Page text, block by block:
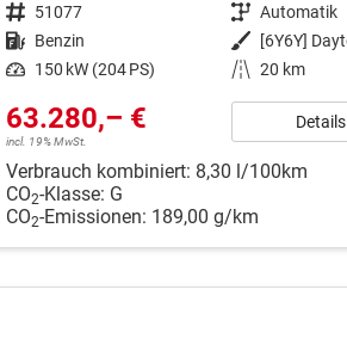
Fahrzeugnr. 51077 Getriebe Automatik
Kraftstoff Benzin Außenfarbe
Leistung 150 kW (204 PS) Kilometerstand 20 km
63.280,– €
incl. 19% MwSt.
Details
Verbrauch kombiniert: 8,30 l/100km
CO2-Klasse: G
CO2-Emissionen: 189,00 g/km